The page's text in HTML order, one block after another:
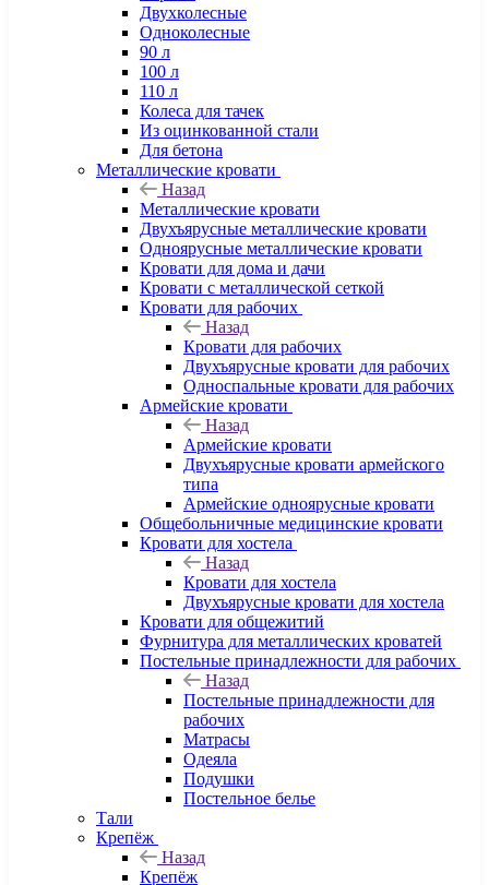
Двухколесные
Одноколесные
90 л
100 л
110 л
Колеса для тачек
Из оцинкованной стали
Для бетона
Металлические кровати
Назад
Металлические кровати
Двухъярусные металлические кровати
Одноярусные металлические кровати
Кровати для дома и дачи
Кровати с металлической сеткой
Кровати для рабочих
Назад
Кровати для рабочих
Двухъярусные кровати для рабочих
Односпальные кровати для рабочих
Армейские кровати
Назад
Армейские кровати
Двухъярусные кровати армейского
типа
Армейские одноярусные кровати
Общебольничные медицинские кровати
Кровати для хостела
Назад
Кровати для хостела
Двухъярусные кровати для хостела
Кровати для общежитий
Фурнитура для металлических кроватей
Постельные принадлежности для рабочих
Назад
Постельные принадлежности для
рабочих
Матрасы
Одеяла
Подушки
Постельное белье
Тали
Крепёж
Назад
Крепёж